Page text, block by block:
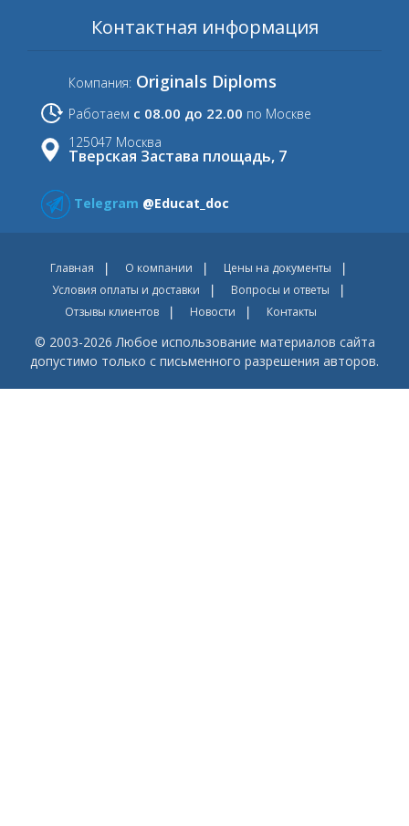
Контактная информация
Компания: Originals Diploms
Работаем с 08.00 до 22.00 по Москве
125047 Москва
Тверская Застава площадь, 7
Telegram @Educat_doc
Главная О компании
Цены на документы
Условия оплаты и доставки
Вопросы и ответы
Отзывы клиентов
Новости Контакты
© 2003-2026 Любое использование материалов сайта
допустимо только с письменного разрешения авторов.